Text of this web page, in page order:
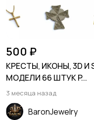
500 ₽
КРЕСТЫ, ИКОНЫ, 3D И
МОДЕЛИ 66 ШТУК P...
3 месяца назад
BaronJewelry